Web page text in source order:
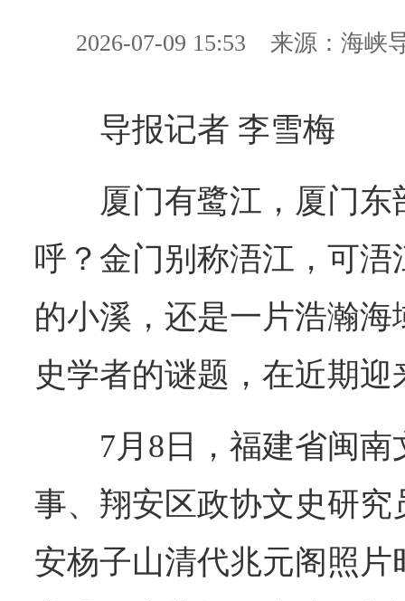
2026-07-09 15:53 来源：海峡
导报记者 李雪梅
厦门有鹭江，厦门
呼？金门别称浯江，可
的小溪，还是一片浩瀚
史学者的谜题，在近期
7月8日，福建省闽
事、翔安区政协文史研
安杨子山清代兆元阁照片